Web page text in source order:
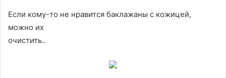
Если кому-то не нравится баклажаны с кожицей,
можно их
очистить..